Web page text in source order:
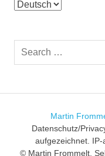
Choose
Martin
Datenschutz/
aufgezeichnet. IP-
© Martin Frommelt,